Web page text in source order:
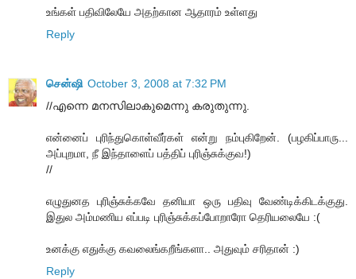
உங்கள் பதிவிலேயே அதற்கான ஆதாரம் உள்ளது
Reply
சென்ஷி October 3, 2008 at 7:32 PM
//എന്നെ മനസിലാകുമെന്നു കരുതുന്നു.
என்னைப் புரிந்துகொள்வீர்கள் என்று நம்புகிறேன். (பழகிப்பாரு...
அப்புறமா, நீ இந்தாளைப் பத்திப் புரிஞ்சுக்குவ!)
//
எழுதுனத புரிஞ்சுக்கவே தனியா ஒரு பதிவு வேண்டிக்கிடக்குது.
இதுல அம்மணிய எப்படி புரிஞ்சுக்கப்போறாரோ தெரியலையே :(
உனக்கு எதுக்கு கவலைங்கறீங்களா.. அதுவும் சரிதான் :)
Reply